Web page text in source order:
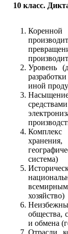
10 класс.
Уровень
иной
Насыщение
система)
хозяйство)
общества,
и обмена